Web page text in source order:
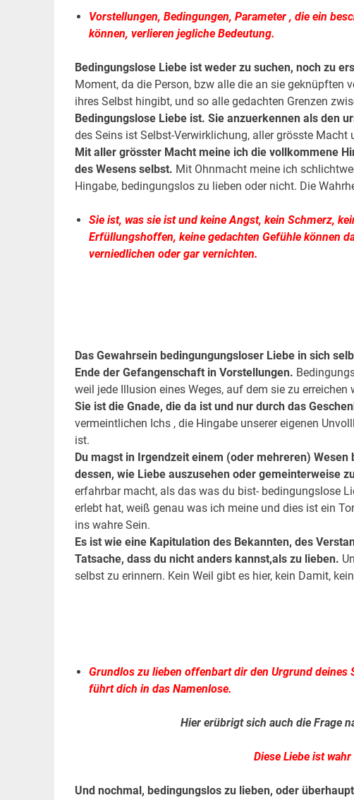
Vorstellungen, Bedingungen, Parameter , die ein
können, verlieren jegliche Bedeutung.
Bedingungslose Liebe ist weder zu suchen, noch zu
Moment, da die Person, bzw alle die an sie
ihres Selbst hingibt, und so alle gedachten Grenzen
Bedingungslose Liebe ist. Sie anzuerkennen als den
des Seins ist Selbst-Verwirklichung, aller grösste Macht
Mit aller grösster Macht meine ich die vollkommene
des Wesens selbst. Mit Ohnmacht meine ich
Hingabe, bedingungslos zu lieben oder nicht. Die
Sie ist, was sie ist und keine Angst, kein Schmerz,
Erfüllungshoffen, keine gedachten Gefühle können
verniedlichen oder gar vernichten.
Das Gewahrsein bedingungungsloser Liebe in sich
Ende der Gefangenschaft in Vorstellungen.
weil jede Illusion eines Weges, auf dem sie zu
Sie ist die Gnade, die da ist und nur durch das
vermeintlichen Ichs , die Hingabe unserer eigenen
ist.
Du magst in Irgendzeit einem (oder mehreren)
dessen, wie Liebe auszusehen oder gemeinterweise
erfahrbar macht, als das was du bist- bedingungslose
erlebt hat, weiß genau was ich meine und dies ist ein
ins wahre Sein.
Es ist wie eine Kapitulation des Bekannten, des
Tatsache, dass du nicht anders kannst,als zu lieben.
selbst zu erinnern. Kein Weil gibt es hier, kein Damit,
Grundlos zu lieben offenbart dir den Urgrund deines
führt dich in das Namenlose.
Hier erübrigt sich auch die Frage
Diese Liebe ist
Und nochmal, bedingungslos zu lieben, oder